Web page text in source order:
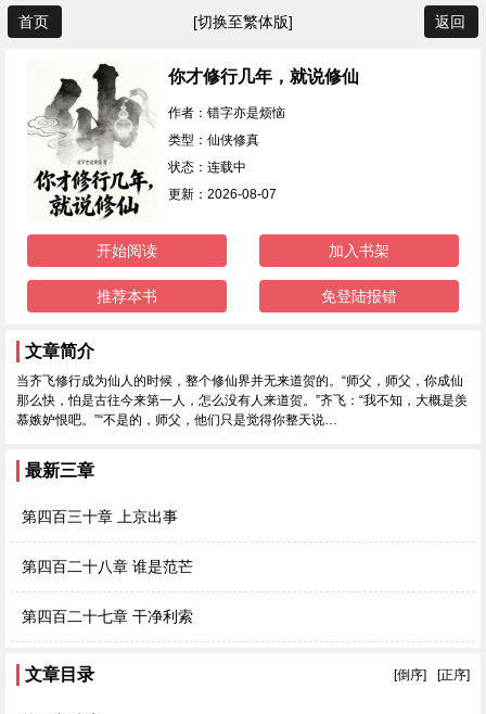
首页 [切换至繁体版] 返回
你才修行几年，就说修仙
作者：错字亦是烦恼
类型：仙侠修真
状态：连载中
更新：2026-08-07
开始阅读 加入书架
推荐本书 免登陆报错
文章简介
当齐飞修行成为仙人的时候，整个修仙界并无来道贺的。“师父，师父，你成仙
那么快，怕是古往今来第一人，怎么没有人来道贺。”齐飞：“我不知，大概是羡
慕嫉妒恨吧。”“不是的，师父，他们只是觉得你整天说…
最新三章
第四百三十章 上京出事
第四百二十八章 谁是范芒
第四百二十七章 干净利索
文章目录 [正序]
[倒序]